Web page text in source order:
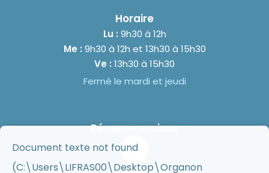
Document texte not found
(C:\Users\LIFRAS00\Desktop\Organon
Horaire
Lu : 9h30 à 12h
Me : 9h30 à 12h et 13h30 à 15h30
Ve : 13h30 à 15h30
Fermé le mardi et jeudi
Réseaux sociaux